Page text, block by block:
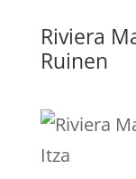
Riviera
Ruinen